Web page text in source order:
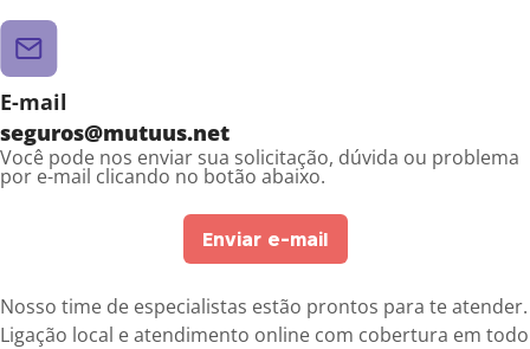
E-mail
seguros@mutuus.net
Você pode nos enviar sua solicitação, dúvida ou problema
por e-mail clicando no botão abaixo.
Enviar e-mail
Nosso time de especialistas estão prontos para te atender.
Ligação local e atendimento online com cobertura em todo